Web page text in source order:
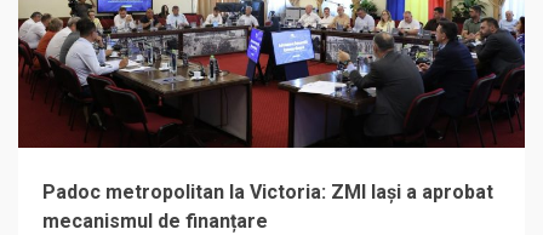
Padoc metropolitan la Victoria: ZMI Iași a aprobat
mecanismul de finanțare